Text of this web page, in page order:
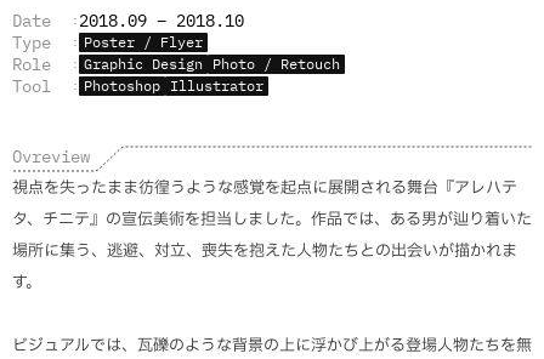
Date : 2018.09 – 2018.10
Type
: Poster / Flyer
Role : Graphic Design Photo / Retouch
Tool : Photoshop Illustrator
Ovreview
視点を失ったまま彷徨うような感覚を起点に展開される舞台『アレハテ
タ、チニテ』の宣伝美術を担当しました。作品では、ある男が辿り着いた
場所に集う、逃避、対立、喪失を抱えた人物たちとの出会いが描かれま
す。
ビジュアルでは、瓦礫のような背景の上に浮かび上がる登場人物たちを無